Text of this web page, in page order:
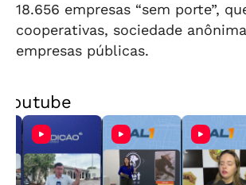
18.656 empresas “sem porte”,
cooperativas, sociedade
empresas públicas.